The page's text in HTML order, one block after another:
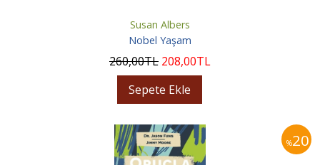
Susan Albers
Nobel Yaşam
260,00TL 208,00TL
Sepete Ekle
%20